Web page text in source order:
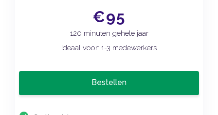
€95
120 minuten gehele jaar
Ideaal voor: 1-3 medewerkers
Bestellen